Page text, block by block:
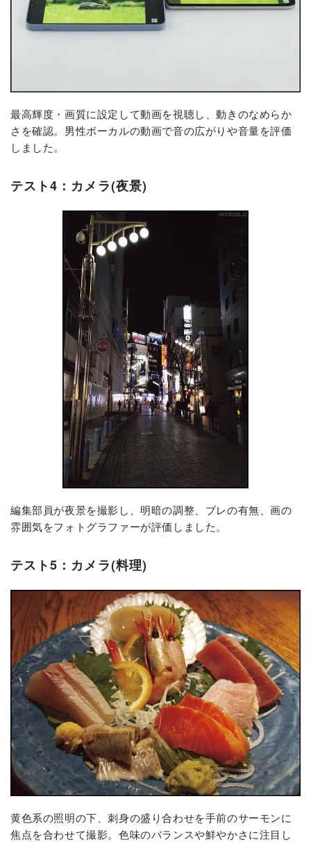
最高輝度・画質に設定して動画を視聴し、動きのなめらか
さを確認。男性ボーカルの動画で音の広がりや音量を評価
しました。
テスト4：カメラ(夜景)
編集部員が夜景を撮影し、明暗の調整、ブレの有無、画の
雰囲気をフォトグラファーが評価しました。
テスト5：カメラ(料理)
黄色系の照明の下、刺身の盛り合わせを手前のサーモンに
焦点を合わせて撮影。色味のバランスや鮮やかさに注目し